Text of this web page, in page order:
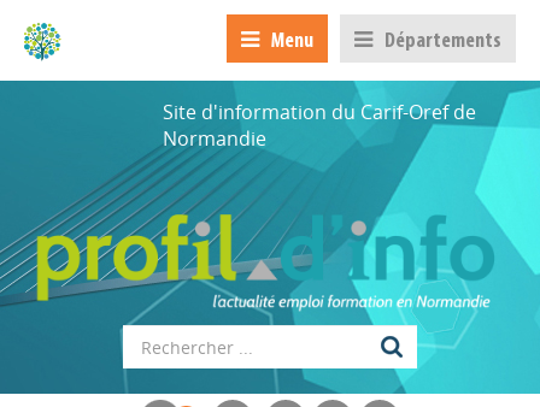
Menu Départements
Site d'information du Carif-Oref de
Normandie